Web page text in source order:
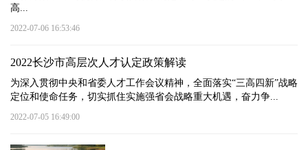
高...
2022-07-06 16:53:46
2022长沙市高层次人才认定政策解读
为深入贯彻中央和省委人才工作会议精神，全面落实“三高四新”战略
定位和使命任务，切实抓住实施强省会战略重大机遇，奋力争...
2022-07-05 16:49:00